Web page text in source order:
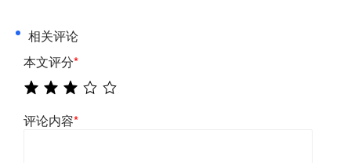
相关评论
本文评分*
评论内容*